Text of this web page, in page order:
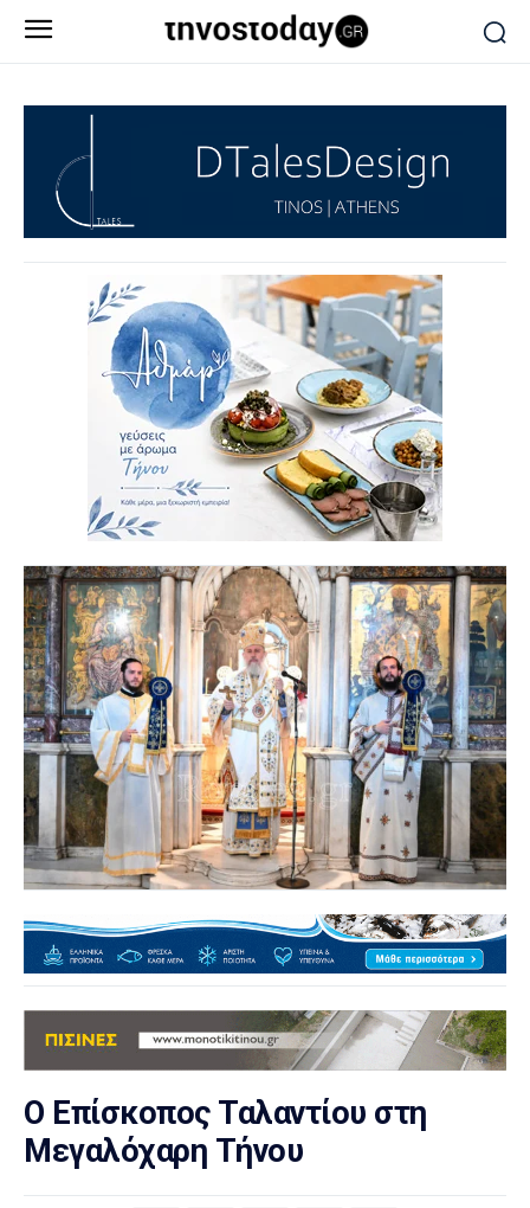
Ο Επίσκοπος Ταλαντίου στη
Μεγαλόχαρη Τήνου